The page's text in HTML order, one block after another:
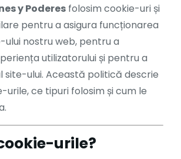
y Poderes folosim cookie-uri și
pentru a asigura funcționarea
nostru web, pentru a
utilizatorului și pentru a
site-ului. Această politică descrie
urile, ce tipuri folosim și cum le
urile?